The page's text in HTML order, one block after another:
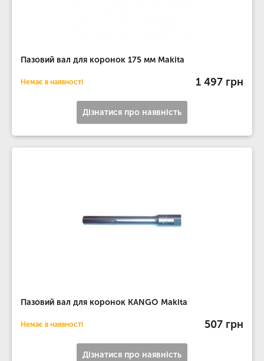
Пазовий вал для коронок 175 мм Makita
Немає в наявності 1 497 грн
Дізнатися про наявність
Пазовий вал для коронок KANGO Makita
Немає в наявності 507 грн
Дізнатися про наявність